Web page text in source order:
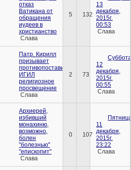
отказ
Ватикана от
обращения
иудеев в
христианство
Слава
5 132
13
декабря,
2015г.
00:53
Слава
Патр. Кирилл
призывает
противопоставить
ИГИЛ
религиозное
просвещение
Слава
2 73
12
декабря,
2015г.
00:55
Слава
Архиерей,
избивший
монахиню,
возможно,
болен
"болезнью"
"епископит"
Слава
0 107
11
декабря,
2015г.
23:22
Слава